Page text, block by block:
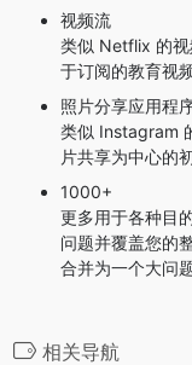
视频流
类似 Netflix 的视
于订阅的教育视
照片分享应用程
类似 Instagram
片共享为中心的
1000+
更多用于各种目
问题并覆盖您的
合并为一个大问题
相关导航